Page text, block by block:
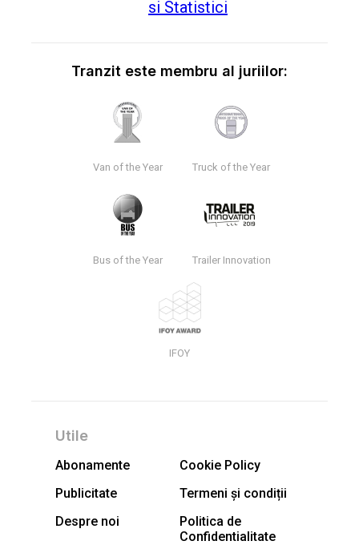
Tranzit este membru al juriilor:
Van of the Year Truck of the Year
Bus of the Year Trailer Innovation
IFOY
Utile
Abonamente
Cookie Policy
Publicitate
Termeni și condiții
Despre noi
Politica de
Confidentialitate